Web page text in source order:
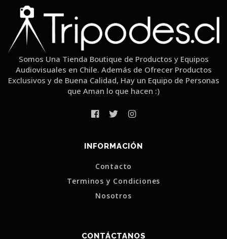
Somos Una Tienda Boutique de Productos y Equipos
Audiovisuales en Chile. Además de Ofrecer Productos
Exclusivos y de Buena Calidad, Hay un Equipo de Personas
que Aman lo que hacen :)
INFORMACIÓN
Contacto
Terminos y Condiciones
Nosotros
CONTÁCTANOS